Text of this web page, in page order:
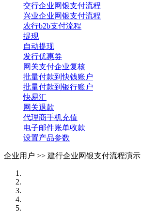
交行企业网银支付流程
兴业企业网银支付流程
农行b2b支付流程
提现
自动提现
发行优惠券
网关支付企业复核
批量付款到快钱账户
批量付款到银行账户
快易汇
网关退款
代理商手机充值
电子邮件账单收款
设置产品参数
企业用户 >> 建行企业网银支付流程演示